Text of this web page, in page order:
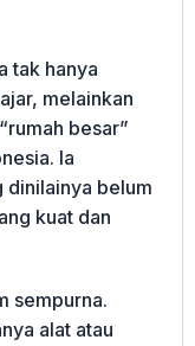
tak hanya
melainkan
besar”
Ia
dinilainya belum
kuat dan
sempurna.
alat atau